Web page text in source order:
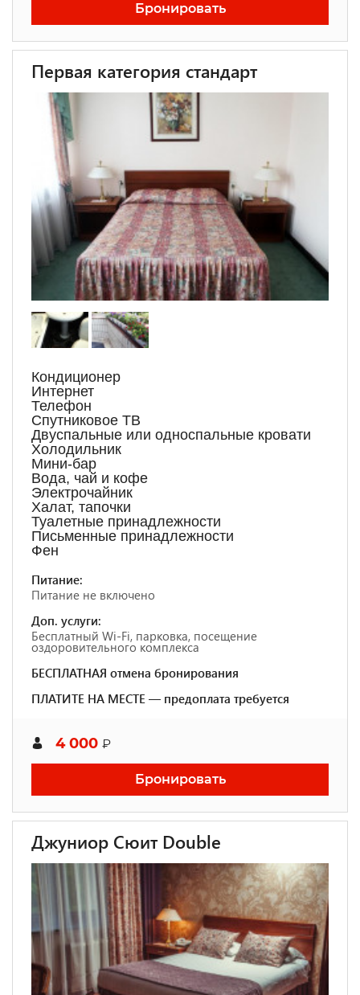
Бронировать
Первая категория стандарт
Кондиционер
Интернет
Телефон
Спутниковое ТВ
Двуспальные или односпальные кровати
Холодильник
Мини-бар
Вода, чай и кофе
Электрочайник
Халат, тапочки
Туалетные принадлежности
Письменные принадлежности
Фен
Питание:
Питание не включено
Доп. услуги:
Бесплатный Wi-Fi, парковка, посещение
оздоровительного комплекса
БЕСПЛАТНАЯ отмена бронирования
ПЛАТИТЕ НА МЕСТЕ — предоплата требуется
4 000 ₽
Бронировать
Джуниор Сюит Double